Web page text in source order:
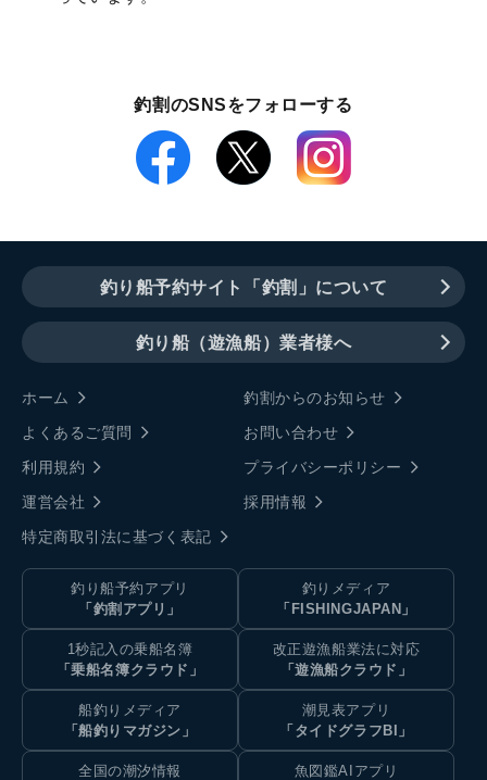
釣割のSNSをフォローする
釣り船予約サイト「釣割」について
釣り船（遊漁船）業者様へ
ホーム
釣割からのお知らせ
よくあるご質問
お問い合わせ
利用規約
プライバシーポリシー
運営会社
採用情報
特定商取引法に基づく表記
釣り船予約アプリ
「釣割アプリ」
釣りメディア
「FISHINGJAPAN」
1秒記入の乗船名簿
「乗船名簿クラウド」
改正遊漁船業法に対応
「遊漁船クラウド」
船釣りメディア
「船釣りマガジン」
潮見表アプリ
「タイドグラフBI」
全国の潮汐情報
魚図鑑AIアプリ